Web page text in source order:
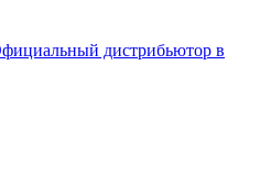
дистрибьютор в